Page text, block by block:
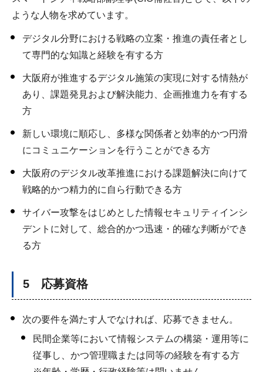
ような人物を求めています。
デジタル分野における戦略の立案・推進の責任者とし
て専門的な知識と経験を有する方
大阪府が推進するデジタル施策の実現に対する情熱が
あり、課題発見および解決能力、企画推進力を有する
方
新しい環境に順応し、多様な関係者と効率的かつ円滑
にコミュニケーションを行うことができる方
大阪府のデジタル改革推進における課題解決に向けて
戦略的かつ精力的に自ら行動できる方
サイバー攻撃をはじめとした情報セキュリティインシ
デントに対して、総合的かつ迅速・的確な判断ができ
る方
5 応募資格
次の要件を満たす人でなければ、応募できません。
民間企業等において情報システムの構築・運用等に
従事し、かつ管理職または同等の経験を有する方